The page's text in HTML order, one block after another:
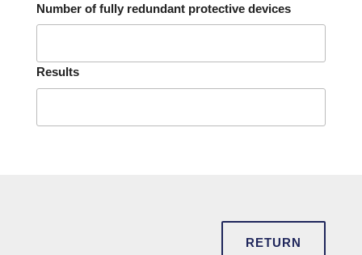
Number of fully redundant protective devices
Results
RETURN